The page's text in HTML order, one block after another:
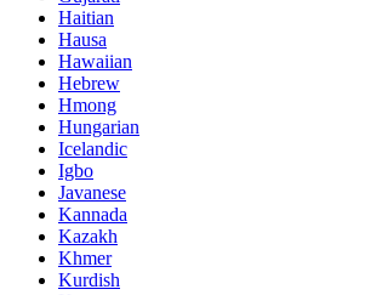
Haitian
Hausa
Hawaiian
Hebrew
Hmong
Hungarian
Icelandic
Igbo
Javanese
Kannada
Kazakh
Khmer
Kurdish